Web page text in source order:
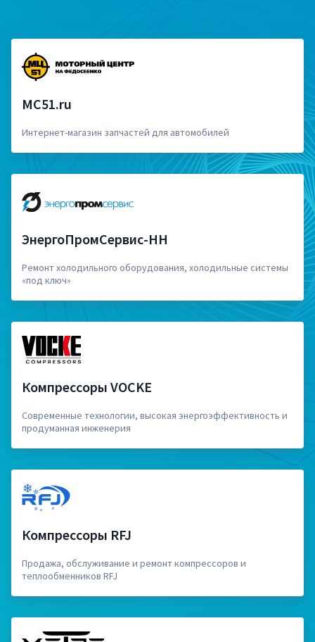
MC51.ru
Интернет-магазин запчастей для автомобилей
ЭнергоПромСервис-НН
Ремонт холодильного оборудования, холодильные системы
«под ключ»
Компрессоры VOCKE
Современные технологии, высокая энергоэффективность и
продуманная инженерия
Компрессоры RFJ
Продажа, обслуживание и ремонт компрессоров и
теплообменников RFJ